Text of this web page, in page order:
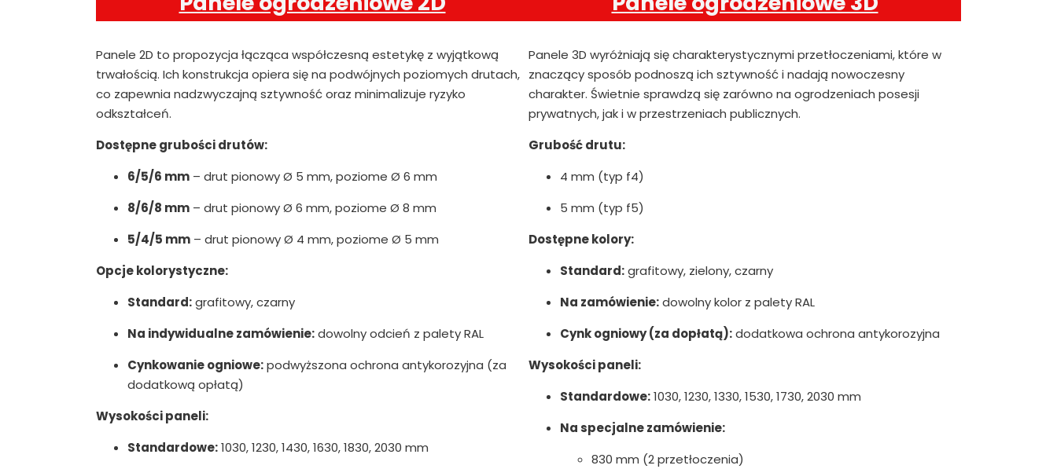
Panele 2D to propozycja łącząca współczesną estetykę z wyjątkową
trwałością. Ich konstrukcja opiera się na podwójnych poziomych drutach,
co zapewnia nadzwyczajną sztywność oraz minimalizuje ryzyko
odkształceń.
Dostępne grubości drutów:
6/5/6 mm – drut pionowy Ø 5 mm, poziome Ø 6 mm
8/6/8 mm – drut pionowy Ø 6 mm, poziome Ø 8 mm
5/4/5 mm – drut pionowy Ø 4 mm, poziome Ø 5 mm
Opcje kolorystyczne:
Standard:grafitowy, czarny
Na indywidualne zamówienie:dowolny odcień z palety RAL
Cynkowanie ogniowe:podwyższona ochrona antykorozyjna (za
dodatkową opłatą)
Wysokości paneli:
Standardowe:1030, 1230, 1430, 1630, 1830, 2030 mm
Panele 3D wyróżniają się charakterystycznymi przetłoczeniami, które w
znaczący sposób podnoszą ich sztywność i nadają nowoczesny
charakter. Świetnie sprawdzą się zarówno na ogrodzeniach posesji
prywatnych, jak i w przestrzeniach publicznych.
Grubość drutu:
4 mm (typ f4)
5 mm (typ f5)
Dostępne kolory:
Standard:grafitowy, zielony, czarny
Na zamówienie:dowolny kolor z palety RAL
Cynk ogniowy (za dopłatą):dodatkowa ochrona antykorozyjna
Wysokości paneli:
Standardowe:1030, 1230, 1330, 1530, 1730, 2030 mm
Na specjalne zamówienie:
830 mm (2 przetłoczenia)